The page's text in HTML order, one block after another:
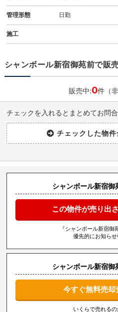
管理形態 日勤
施工
シャンボール新宿御苑前で販
販売中:0件（
チェックを入れるとまとめてお問合
シャンボール新宿御
この物件が売り出
『シャンボール新宿御
優先的にお知らせ
シャンボール新宿御
今すぐ無料売却
いくらで売れるの